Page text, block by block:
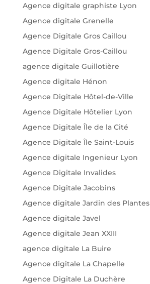
Agence digitale graphiste Lyon
Agence digitale Grenelle
Agence Digitale Gros Caillou
Agence Digitale Gros-Caillou
agence digitale Guillotière
Agence digitale Hénon
Agence Digitale Hôtel-de-Ville
Agence Digitale Hôtelier Lyon
Agence Digitale Île de la Cité
Agence Digitale Île Saint-Louis
Agence digitale Ingenieur Lyon
Agence Digitale Invalides
Agence Digitale Jacobins
Agence digitale Jardin des Plantes
Agence digitale Javel
Agence digitale Jean XXIII
agence digitale La Buire
Agence digitale La Chapelle
Agence Digitale La Duchère